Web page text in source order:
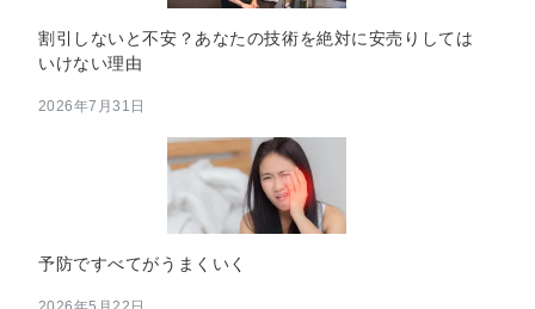
割引しないと不安？あなたの技術を絶対に安売りしては
いけない理由
2026年7月31日
予防ですべてがうまくいく